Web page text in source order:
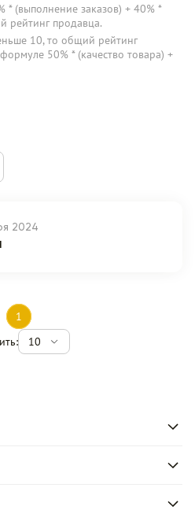
* (выполнение заказов) + 40% *
рейтинг продавца.
10, то общий рейтинг
50% * (качество товара) +
2024
1
10